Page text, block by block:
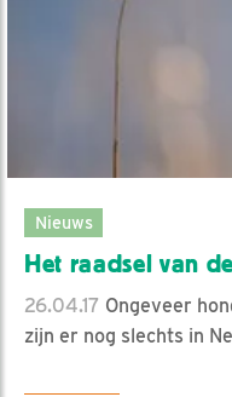
Nieuws
Het raadsel van
26.04.17 Ongeveer
zijn er nog slechts in